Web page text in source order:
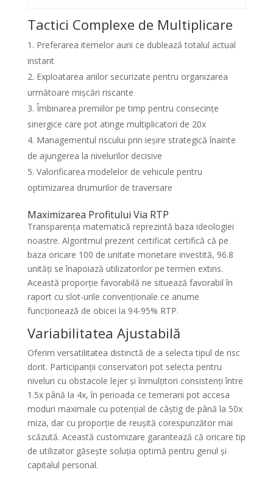
Tactici Complexe de Multiplicare
Preferarea itemelor aurii ce dublează totalul actual
instant
Exploatarea ariilor securizate pentru organizarea
următoare mișcări riscante
Îmbinarea premiilor pe timp pentru consecințe
sinergice care pot atinge multiplicatori de 20x
Managementul riscului prin ieșire strategică înainte
de ajungerea la nivelurilor decisive
Valorificarea modelelor de vehicule pentru
optimizarea drumurilor de traversare
Maximizarea Profitului Via RTP
Transparența matematică reprezintă baza ideologiei
noastre. Algoritmul prezent certificat certifică că pe
baza oricare 100 de unitate monetare investită, 96.8
unități se înapoiază utilizatorilor pe termen extins.
Această proporție favorabilă ne situează favorabil în
raport cu slot-urile convenționale ce anume
funcționează de obicei la 94-95% RTP.
Variabilitatea Ajustabilă
Oferim versatilitatea distinctă de a selecta tipul de risc
dorit. Participanții conservatori pot selecta pentru
niveluri cu obstacole lejer și înmulțitori consistenți între
1.5x până la 4x, în perioada ce temerarii pot accesa
moduri maximale cu potențial de câștig de până la 50x
miza, dar cu proporție de reușită corespunzător mai
scăzută. Această customizare garantează că oricare tip
de utilizator găsește soluția optimă pentru genul și
capitalul personal.